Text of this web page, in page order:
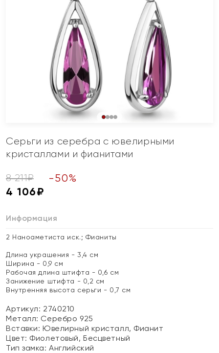
Серьги из серебра с ювелирными
кристаллами и фианитами
8 211₽ -50%
4 106₽
Информация
2 Наноаметиста иск.; Фианиты
Длина украшения - 3,4 см
Ширина - 0,9 см
Рабочая длина штифта - 0,6 см
Занижение штифта - 0,2 см
Внутренняя высота серьги - 0,7 см
Артикул: 2740210
Металл: Серебро 925
Вставки:Ювелирный кристалл, Фианит
Цвет: Фиолетовый, Бесцветный
Тип замка:Английский